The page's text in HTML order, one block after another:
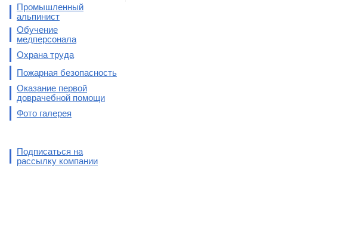
Промышленный
альпинист
Обучение
медперсонала
Охрана труда
Пожарная безопасность
Оказание первой
доврачебной помощи
Фото галерея
Подписаться на
рассылку компании